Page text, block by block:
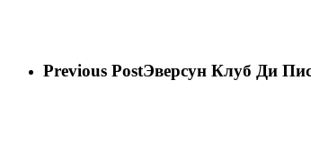
Previous PostЭверсун Клуб Ди